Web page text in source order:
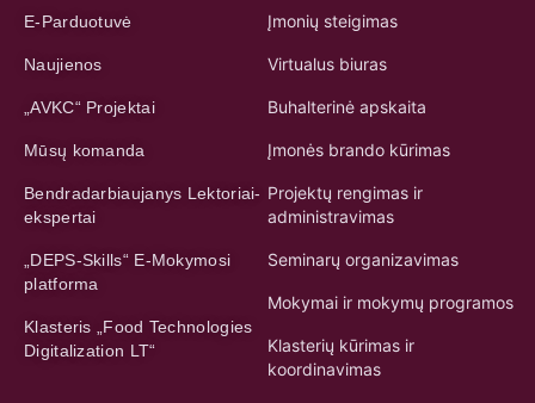
E-Parduotuvė
Naujienos
„AVKC“ Projektai
Mūsų komanda
Bendradarbiaujanys Lektoriai-
ekspertai
„DEPS-Skills“ E-Mokymosi
platforma
Klasteris „Food Technologies
Digitalization LT“
Įmonių steigimas
Virtualus biuras
Buhalterinė apskaita
Įmonės brando kūrimas
Projektų rengimas ir
administravimas
Seminarų organizavimas
Mokymai ir mokymų programos
Klasterių kūrimas ir
koordinavimas